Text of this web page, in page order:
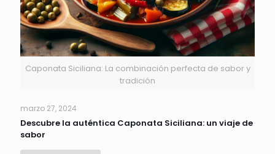
Caponata Siciliana: La combinación perfecta de sabor y
tradición
marzo 27, 2024
Descubre la auténtica Caponata Siciliana: un viaje de
sabor